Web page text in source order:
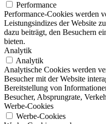
Performance
Performance-Cookies werden
Leistungsindizes der Website
dazu beiträgt, den Besuchern
bieten.
Analytik
Analytik
Analytische Cookies werden
Besucher mit der Website
Bereitstellung von
Besucher, Absprungrate,
Werbe-Cookies
Werbe-Cookies